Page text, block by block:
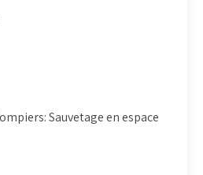
Sauvetage en espace